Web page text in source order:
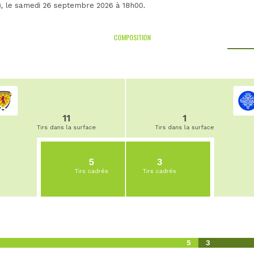
, le samedi 26 septembre 2026 à 18h00.
COMPOSITION
11
Tirs dans la surface
5
Tirs cadrés
1
Tirs dans la surface
3
Tirs cadrés
5 3